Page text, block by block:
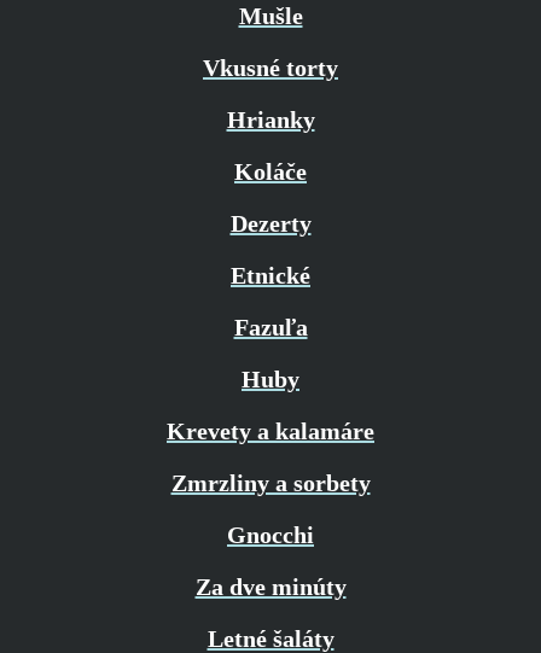
Mušle
Vkusné torty
Hrianky
Koláče
Dezerty
Etnické
Fazuľa
Huby
Krevety a kalamáre
Zmrzliny a sorbety
Gnocchi
Za dve minúty
Letné šaláty